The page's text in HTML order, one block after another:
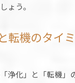
ょう。
転機のタイ
浄化」と「転機」